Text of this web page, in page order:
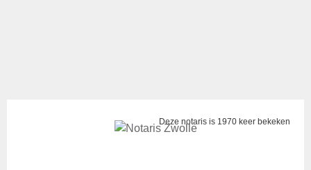
Deze notaris is 1970 keer bekeken